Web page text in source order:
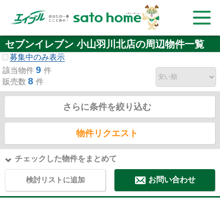
セブンイレブン 小山羽川北店の周辺物件一覧
募集中のみ表示
該当物件 9 件
販売数 8 件
さらに条件を絞り込む
物件リクエスト
チェックした物件をまとめて
検討リストに追加 お問い合わせ